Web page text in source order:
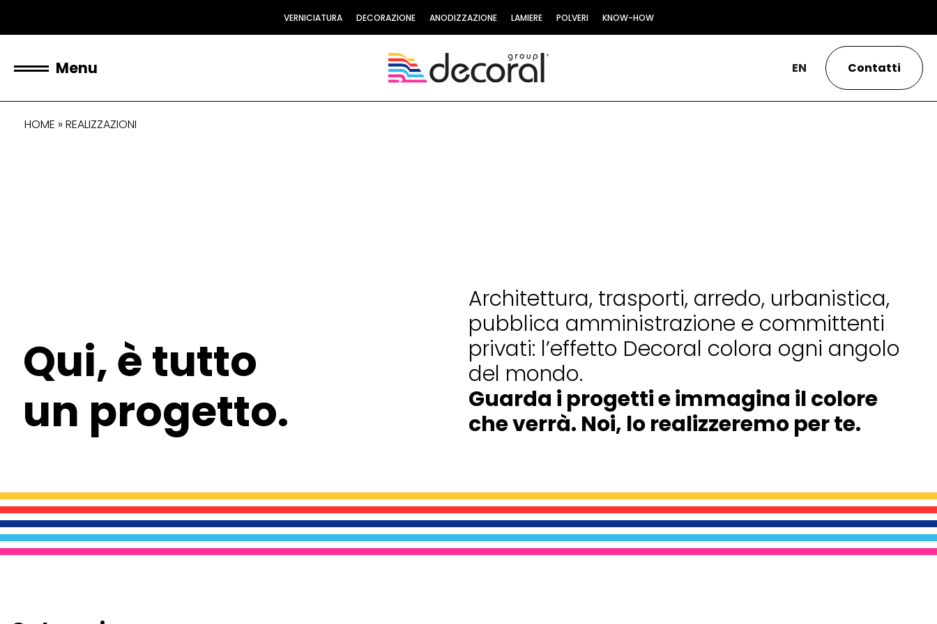
VERNICIATURA DECORAZIONE ANODIZZAZIONE LAMIERE POLVERI KNOW-HOW
Menu EN Contatti
HOME » REALIZZAZIONI
Qui, è tutto
un progetto.
Architettura, trasporti, arredo, urbanistica,
pubblica amministrazione e committenti
privati: l’effetto Decoral colora ogni angolo
del mondo.
Guarda i progetti e immagina il colore
che verrà. Noi, lo realizzeremo per te.